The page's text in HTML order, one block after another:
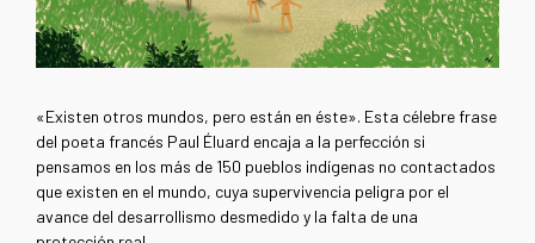
«Existen otros mundos, pero están en éste». Esta célebre frase
del poeta francés Paul Éluard encaja a la perfección si
pensamos en los más de 150 pueblos indígenas no contactados
que existen en el mundo, cuya supervivencia peligra por el
avance del desarrollismo desmedido y la falta de una